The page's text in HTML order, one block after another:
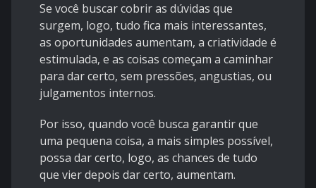
Se você buscar cobrir as dúvidas que
surgem, logo, tudo fica mais interessantes,
as oportunidades aumentam, a criatividade é
estimulada, e as coisas começam a caminhar
para dar certo, sem pressões, angustias, ou
julgamentos internos.
Por isso, quando você busca garantir que
uma pequena coisa, a mais simples possível,
possa dar certo, logo, as chances de tudo
que vier depois dar certo, aumentam.